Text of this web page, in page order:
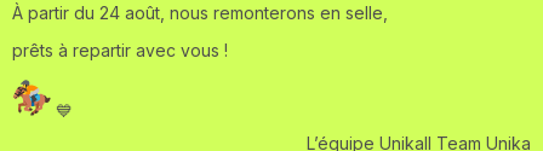
À partir du 24 août, nous remonterons en selle,
prêts à repartir avec vous !
💙
L’équipe UnikaIl Team Unika